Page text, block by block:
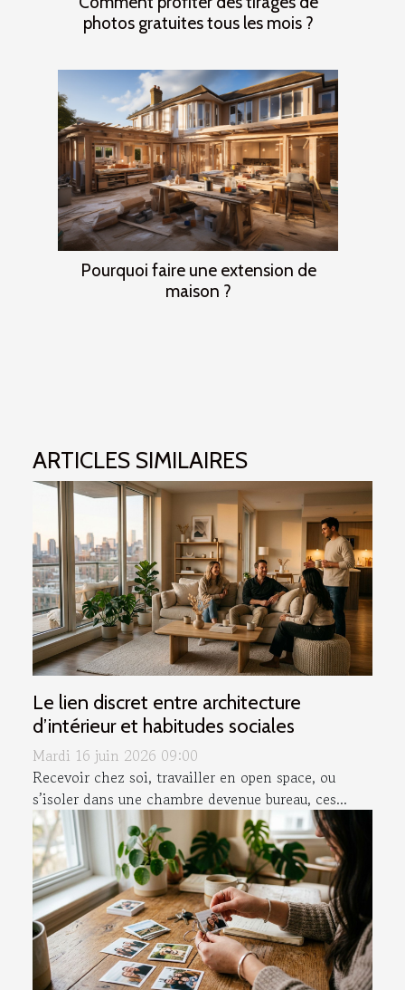
photos gratuites tous les mois ?
Pourquoi faire une extension de
maison ?
ARTICLES SIMILAIRES
Le lien discret entre architecture
d’intérieur et habitudes sociales
Mardi 16 juin 2026 09:00
Recevoir chez soi, travailler en open space, ou
s’isoler dans une chambre devenue bureau, ces...